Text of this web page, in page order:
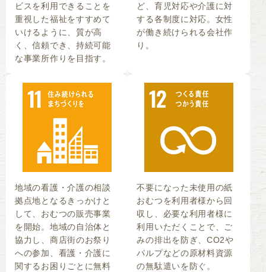
ビスを利用できることを
重視した福祉をすすめて
いけるように、質が高
く、信頼でき、持続可能
な事業所作りを目指す。
ど、育児対応や介護に対
する各制度に対応。女性
が働き続けられる会社作
り。
地域の看護・介護の相談
拠点地となるきっかけと
して、おむつの販売事業
を開始。地域の自治体と
協力し、商店街のお祭り
への参加、看護・介護に
関するお困りごとに無料
不要になった未使用の紙
おむつを利用者様から回
収し、必要な利用者様に
利用いただくことで、ご
みの排出を防ぎ、CO2や
パルプなどの原材料資源
の無駄遣いを防ぐ。